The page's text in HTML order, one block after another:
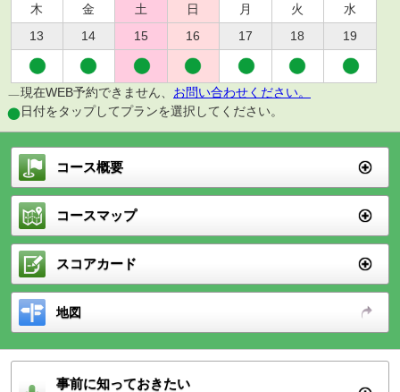
木 金 土 日 月 火
水
13
14 15 16 17 18 19
現在WEB予約できません、 お問い合わせください。
日付をタップしてプランを選択してください。
コース概要
コースマップ
スコアカード
地図
事前に知っておきたい